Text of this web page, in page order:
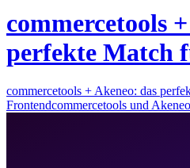
commercetools
perfekte Match
commercetools + Akeneo: das
Frontendcommercetools und